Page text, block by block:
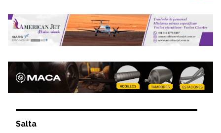
Salta